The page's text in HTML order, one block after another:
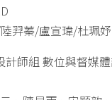
羿蓁/盧宣瑋/杜珮妤
師組 數位與督媒